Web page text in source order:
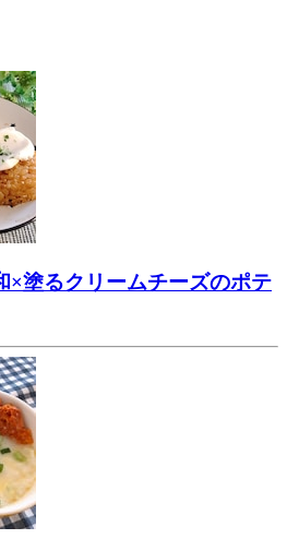
塗るクリームチーズのポテ